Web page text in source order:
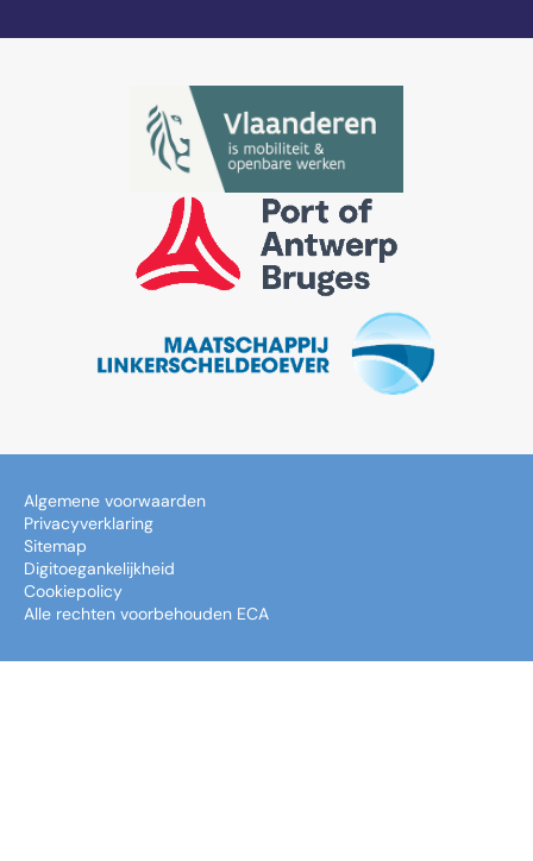
Algemene voorwaarden
Privacyverklaring
Sitemap
Digitoegankelijkheid
Cookiepolicy
Alle rechten voorbehouden ECA